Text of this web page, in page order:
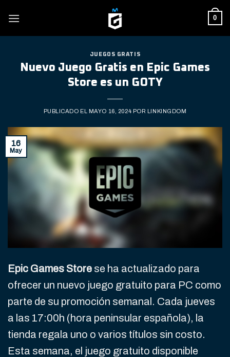
0
JUEGOS GRATIS
Nuevo Juego Gratis en Epic Games
Store es un GOTY
PUBLICADO EL MAYO 16, 2024 POR LINKINGDOM
16
May
Epic Games Store se ha actualizado para
ofrecer un nuevo juego gratuito para PC como
parte de su promoción semanal. Cada jueves
a las 17:00h (hora peninsular española), la
tienda regala uno o varios títulos sin costo.
Esta semana, el juego gratuito disponible